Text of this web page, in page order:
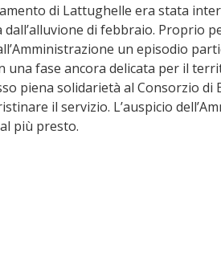
di Lattughelle era stata
dall’alluvione di febbraio. Proprio
un episodio
una fase ancora delicata per il
piena solidarietà al Consorzio di
il servizio. L’auspicio
più presto.